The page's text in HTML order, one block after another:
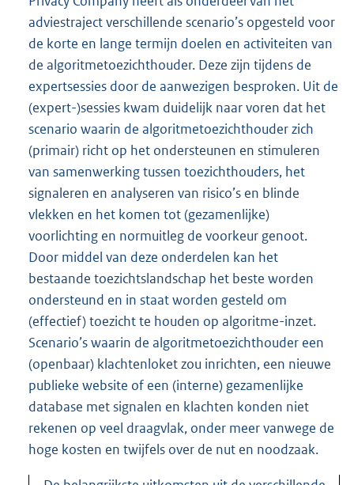
adviestraject verschillende scenario’s opgesteld voor
de korte en lange termijn doelen en activiteiten van
de algoritmetoezichthouder. Deze zijn tijdens de
expertsessies door de aanwezigen besproken. Uit de
(expert-)sessies kwam duidelijk naar voren dat het
scenario waarin de algoritmetoezichthouder zich
(primair) richt op het ondersteunen en stimuleren
van samenwerking tussen toezichthouders, het
signaleren en analyseren van risico’s en blinde
vlekken en het komen tot (gezamenlijke)
voorlichting en normuitleg de voorkeur genoot.
Door middel van deze onderdelen kan het
bestaande toezichtslandschap het beste worden
ondersteund en in staat worden gesteld om
(effectief) toezicht te houden op algoritme-inzet.
Scenario’s waarin de algoritmetoezichthouder een
(openbaar) klachtenloket zou inrichten, een nieuwe
publieke website of een (interne) gezamenlijke
database met signalen en klachten konden niet
rekenen op veel draagvlak, onder meer vanwege de
hoge kosten en twijfels over de nut en noodzaak.